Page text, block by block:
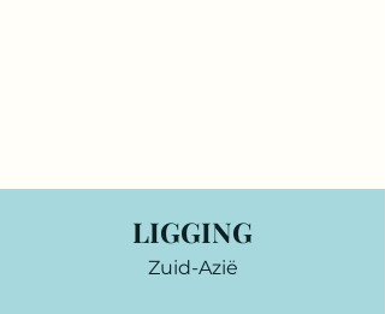
LIGGING
Zuid-Azië